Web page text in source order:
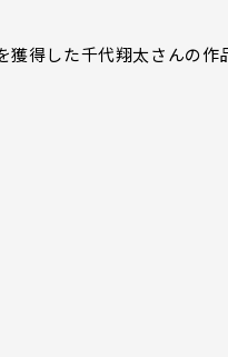
得した千代翔太さんの作